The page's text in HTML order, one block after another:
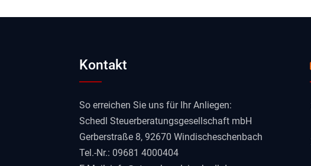
Kontakt
So erreichen Sie uns für Ihr Anliegen:
Schedl Steuerberatungsgesellschaft mbH
Gerberstraße 8, 92670 Windischeschenbach
Tel.-Nr.: 09681 4000404